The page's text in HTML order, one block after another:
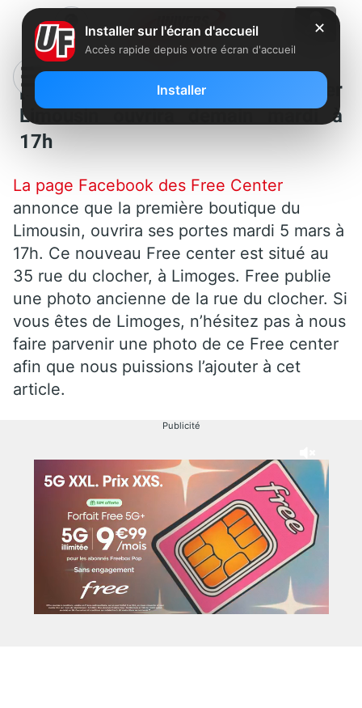
[MàJ] Le premier Free Center
Limousin ouvrira demain mardi à
17h
La page Facebook des Free Center
annonce que la première boutique du
Limousin, ouvrira ses portes mardi 5 mars à
17h. Ce nouveau Free center est situé au
35 rue du clocher, à Limoges. Free publie
une photo ancienne de la rue du clocher. Si
vous êtes de Limoges, n’hésitez pas à nous
faire parvenir une photo de ce Free center
afin que nous puissions l’ajouter à cet
article.
Publicité
✕
Installer sur l'écran d'accueil
Accès rapide depuis votre écran d'accueil
Installer